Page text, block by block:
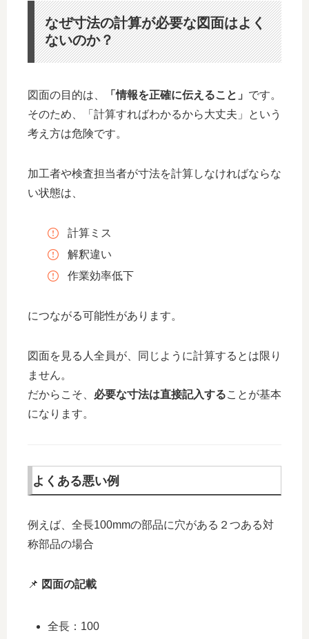
なぜ寸法の計算が必要な図面はよく
ないのか？
図面の目的は、 「情報を正確に伝えること」 です。
そのため、「計算すればわかるから大丈夫」という
考え方は危険です。
加工者や検査担当者が寸法を計算しなければならな
い状態は、
計算ミス
解釈違い
作業効率低下
につながる可能性があります。
図面を見る人全員が、同じように計算するとは限り
ません。
だからこそ、 必要な寸法は直接記入することが基本
になります。
よくある悪い例
例えば、全長100mmの部品に穴がある２つある対
称部品の場合
📌 図面の記載
全長：100